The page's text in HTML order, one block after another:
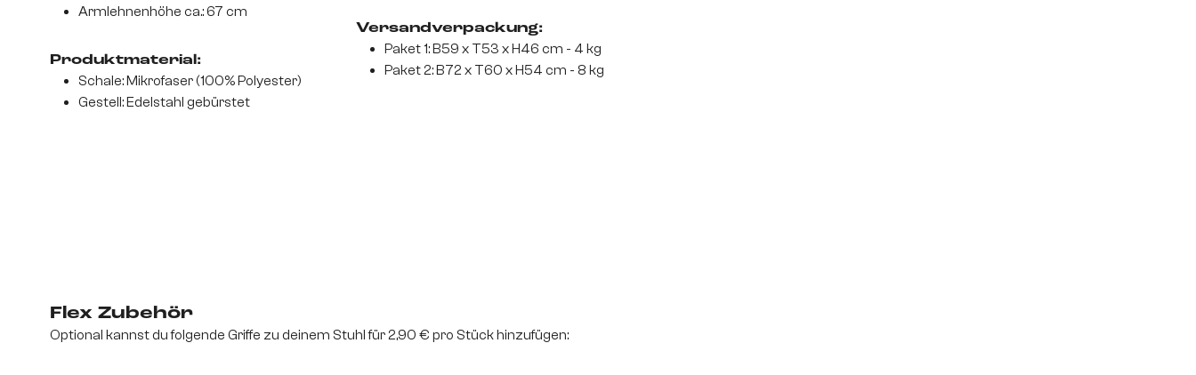
Armlehnenhöhe ca.: 67 cm
Produktmaterial:
Schale: Mikrofaser (100% Polyester)
Gestell: Edelstahl gebürstet
Versandverpackung:
Paket 1: B59 x T53 x H46 cm - 4 kg
Paket 2: B72 x T60 x H54 cm - 8 kg
Flex Zubehör
Optional kannst du folgende Griffe zu deinem Stuhl für 2,90 € pro Stück hinzufügen: